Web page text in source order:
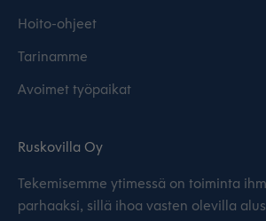
Hoito-ohjeet
Tarinamme
Avoimet työpaikat
Ruskovilla Oy
Tekemisemme ytimessä on toiminta
parhaaksi, sillä ihoa vasten olevilla